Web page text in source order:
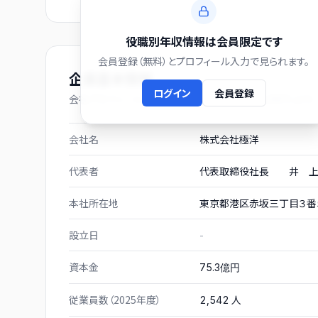
役職別年収情報は会員限定です
会員登録（無料）とプロフィール入力で見られます。
ログイン 会員登録
企業基本情報
会社プロフィール（有価証券報告書および gBizINFO より）
会社名 株式会社極洋
代表者 代表取締役社長 井
本社所在地 東京都港区赤坂三丁目３番
設立日 -
資本金 75.3億円
従業員数（2025年度） 2,542 人